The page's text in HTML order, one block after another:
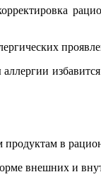
продуктам в
внешних и